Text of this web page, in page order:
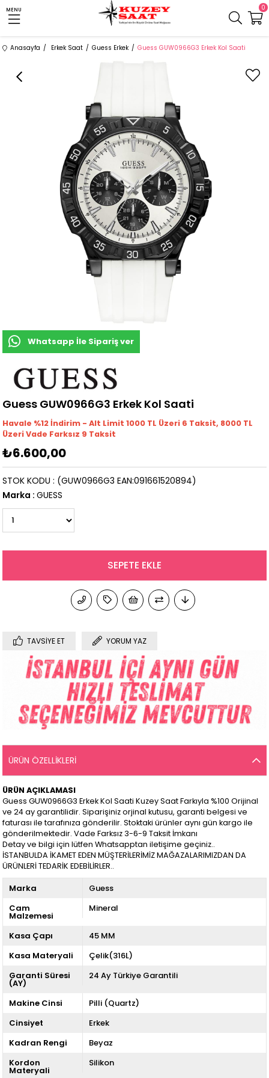
MENU 0
Anasayfa Erkek Saat Guess Erkek Guess GUW0966G3 Erkek Kol Saati
Whatsapp İle Sipariş ver
Guess GUW0966G3 Erkek Kol Saati
Havale %12 İndirim - Alt Limit 1000 TL Üzeri 6 Taksit, 8000 TL
Üzeri Vade Farksız 9 Taksit
₺6.600,00
(GUW0966G3 EAN:091661520894)
STOK KODU
Marka : GUESS
TAVSIYE ET YORUM YAZ
ÜRÜN ÖZELLIKLERI
ÜRÜN AÇIKLAMASI
Guess GUW0966G3 Erkek Kol Saati Kuzey Saat Farkıyla %100 Orijinal
ve 24 ay garantilidir. Siparişiniz orjinal kutusu, garanti belgesi ve
faturası ile tarafınıza gönderilir. Stoktaki ürünler aynı gün kargo ile
gönderilmektedir. Vade Farksız 3-6-9 Taksit İmkanı
Detay ve bilgi için lütfen Whatsapptan iletişime geçiniz..
İSTANBULDA İKAMET EDEN MÜŞTERİLERİMİZ MAĞAZALARIMIZDAN DA
ÜRÜNLERİ TEDARİK EDEBİLİRLER..
Marka
Guess
Cam
Malzemesi
Mineral
Kasa Çapı
45 MM
Kasa Materyali
Çelik(316L)
Garanti Süresi
(AY)
24 Ay Türkiye Garantili
Makine Cinsi
Pilli (Quartz)
Cinsiyet
Erkek
Kadran Rengi
Beyaz
Kordon
Materyali
Silikon